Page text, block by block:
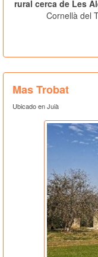
rural cerca de Les
Cornellà del
Mas Trobat
Ubicado en Juià